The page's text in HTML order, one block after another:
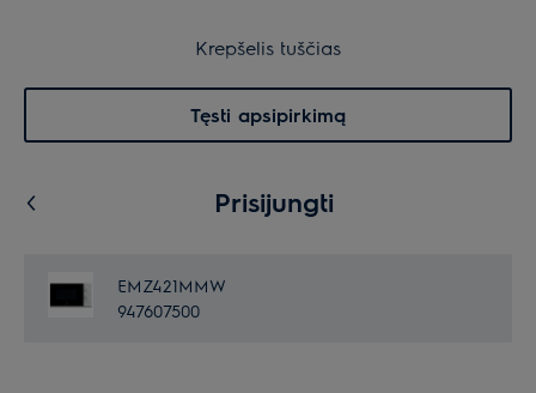
Menu 0
Krepšelis tuščias
Tęsti apsipirkimą
Prisijungti
EMZ421MMW
947607500